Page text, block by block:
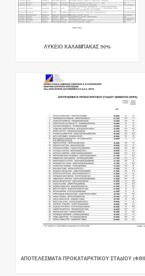
ΛΥΚΕΙΟ ΚΑΛΑΜΠΑΚΑΣ 90%
ΑΠΟΤΕΛΕΣΜΑΤΑ ΠΡΟΚΑΤΑΡΚΤΙΚΟΥ ΣΤΑ∆ΙΟΥ